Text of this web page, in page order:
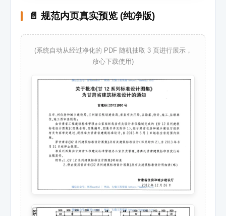
📄 规范内页真实预览 (纯净版)
(系统自动从经过净化的 PDF 随机抽取 3 页进行展示，
放心下载使用)